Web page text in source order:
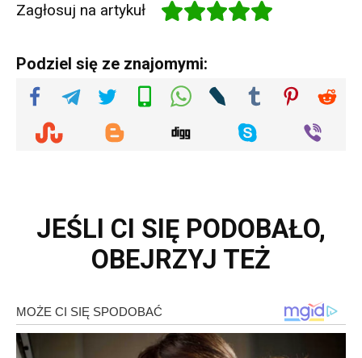
Zagłosuj na artykuł
Podziel się ze znajomymi:
JEŚLI CI SIĘ PODOBAŁO,
OBEJRZYJ TEŻ